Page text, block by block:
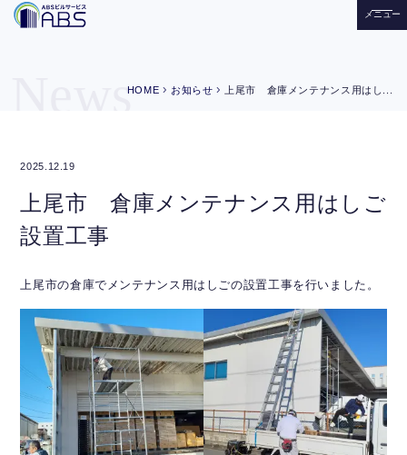
メニュー
NewsHOME chevron_right お知らせ chevron_right 上尾市 倉庫メンテナンス用はし...
2025.12.19
上尾市 倉庫メンテナンス用はしご
設置工事
上尾市の倉庫でメンテナンス用はしごの設置工事を行いました。